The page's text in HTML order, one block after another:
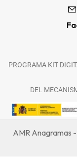
PROGRAMA KIT
DEL
AMR Anagramas